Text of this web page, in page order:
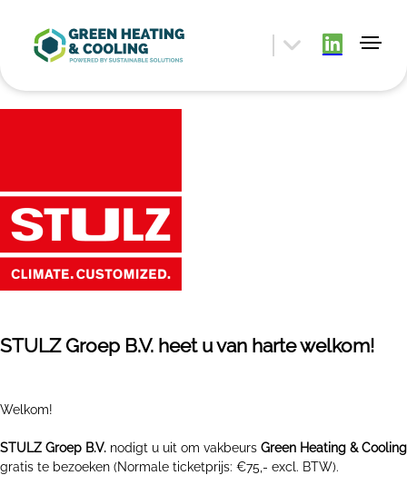
STULZ Groep B.V. heet u van harte welkom!
Welkom!
STULZ Groep B.V. nodigt u uit om vakbeurs Green Heating & Cooling
gratis te bezoeken (Normale ticketprijs: €75,- excl. BTW).